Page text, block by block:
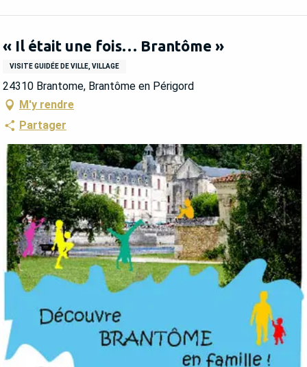
« Il était une fois… Brantôme »
VISITE GUIDÉE DE VILLE, VILLAGE
24310 Brantome, Brantôme en Périgord
M'y rendre
Partager